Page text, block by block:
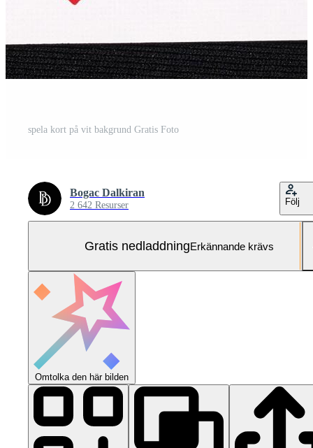
spela kort på vit bakgrund Gratis Foto
Bogac Dalkiran
2 642 Resurser Följ
Gratis nedladdningErkännande krävs
Omtolka den här bilden